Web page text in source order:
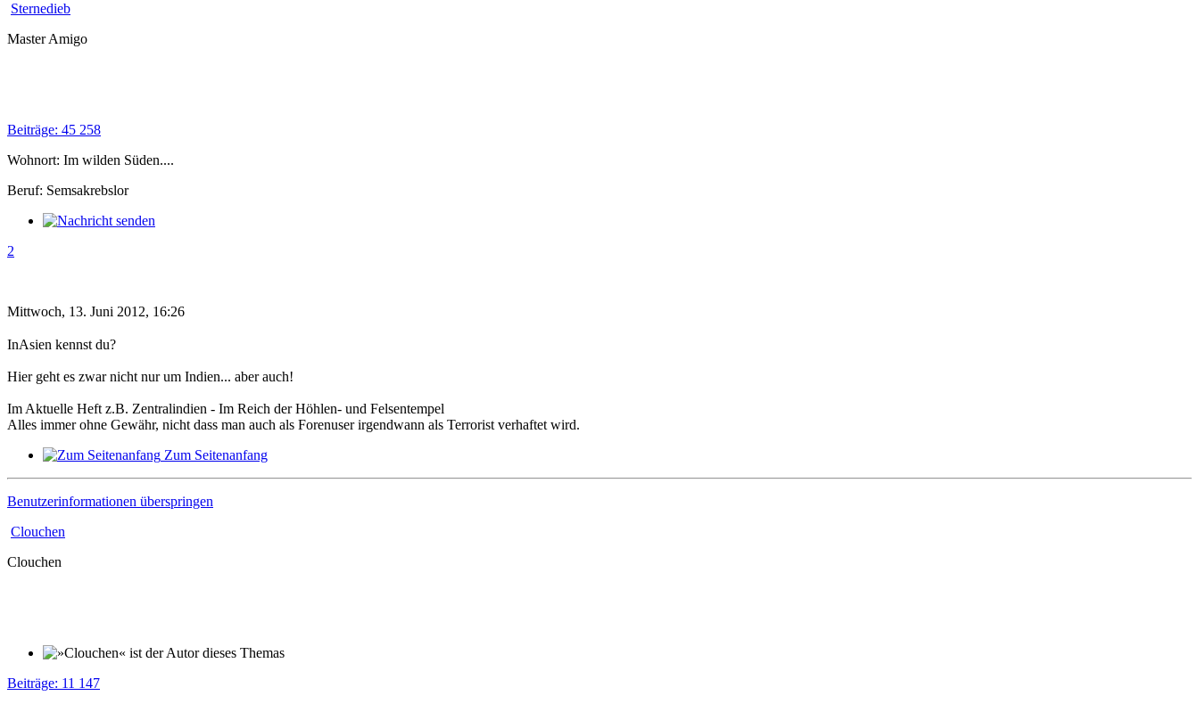
Sternedieb
Master Amigo
Beiträge: 45 258
Wohnort: Im wilden Süden....
Beruf: Semsakrebslor
2
Mittwoch, 13. Juni 2012, 16:26
InAsien kennst du?
Hier geht es zwar nicht nur um Indien... aber auch!
Im Aktuelle Heft z.B. Zentralindien - Im Reich der Höhlen- und Felsentempel
Alles immer ohne Gewähr, nicht dass man auch als Forenuser irgendwann als Terrorist verhaftet wird.
Zum Seitenanfang
Benutzerinformationen überspringen
Clouchen
Clouchen
Beiträge: 11 147